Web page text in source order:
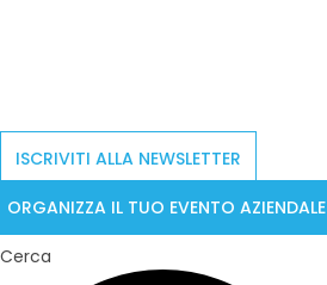
ISCRIVITI ALLA NEWSLETTER
ORGANIZZA IL TUO EVENTO AZIENDALE
Cerca